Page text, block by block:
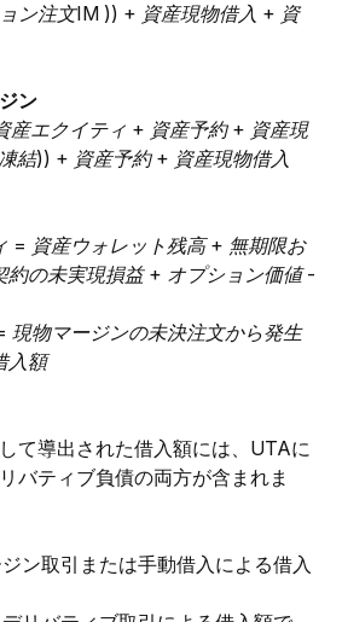
ン注文IM )) + 資産現物借入 + 資
ン
産エクイティ + 資産予約 + 資産現
結)) + 資産予約 + 資産現物借入
= 資産ウォレット残高 + 無期限お
約の未実現損益 + オプション価値 -
現物マージンの未決注文から発生
入額
て導出された借入額には、UTAに
バティブ負債の両方が含まれま
ン取引または手動借入による借入